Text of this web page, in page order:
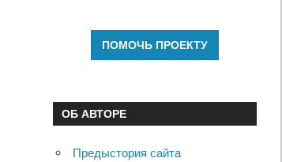
ОБ АВТОРЕ
Предыстория сайта